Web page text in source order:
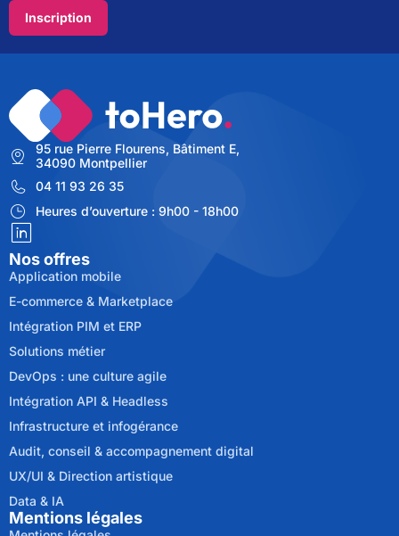
Inscription
95 rue Pierre Flourens, Bâtiment E,
34090 Montpellier
04 11 93 26 35
Heures d’ouverture : 9h00 - 18h00
Nos offres
Application mobile
E-commerce & Marketplace
Intégration PIM et ERP
Solutions métier
DevOps : une culture agile
Intégration API & Headless
Infrastructure et infogérance
Audit, conseil & accompagnement digital
UX/UI & Direction artistique
Data & IA
Mentions légales